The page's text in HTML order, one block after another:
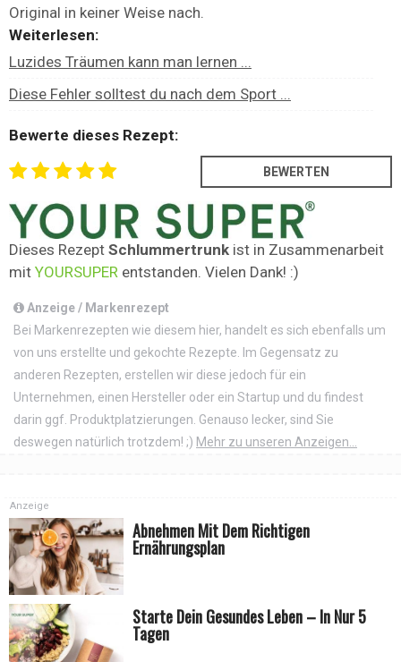
Original in keiner Weise nach.
Weiterlesen:
Luzides Träumen kann man lernen ...
Diese Fehler solltest du nach dem Sport ...
Bewerte dieses Rezept:
Dieses Rezept Schlummertrunk ist in Zusammenarbeit
mit YOURSUPER entstanden. Vielen Dank! :)
Anzeige / Markenrezept
Bei Markenrezepten wie diesem hier, handelt es sich ebenfalls um
von uns erstellte und gekochte Rezepte. Im Gegensatz zu
anderen Rezepten, erstellen wir diese jedoch für ein
Unternehmen, einen Hersteller oder ein Startup und du findest
darin ggf. Produktplatzierungen. Genauso lecker, sind Sie
deswegen natürlich trotzdem! ;) Mehr zu unseren Anzeigen...
Abnehmen Mit Dem Richtigen
Ernährungsplan
Starte Dein Gesundes Leben – In Nur 5
Tagen
Anzeige